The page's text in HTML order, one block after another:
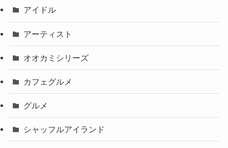
アイドル
アーティスト
オオカミシリーズ
カフェグルメ
グルメ
シャッフルアイランド